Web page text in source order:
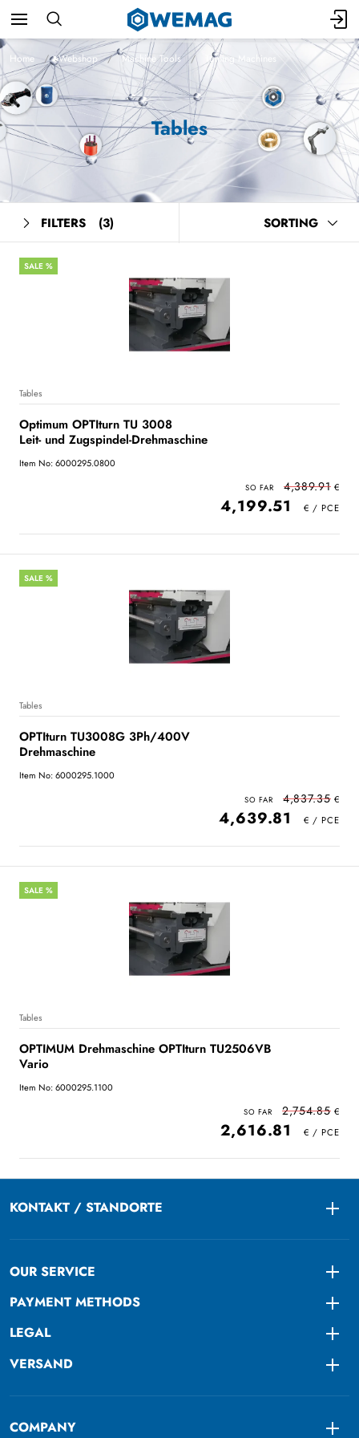
Home Webshop Machine Tools Turning Machines
Tables
FILTERS (3) SORTING
SALE %
Tables
Optimum OPTIturn TU 3008
Leit- und Zugspindel-Drehmaschine
Item No: 6000295.0800
4,389.91
4,199.51
SALE %
Tables
OPTIturn TU3008G 3Ph/400V
Drehmaschine
Item No: 6000295.1000
4,837.35
4,639.81
SALE %
Tables
OPTIMUM Drehmaschine OPTIturn TU2506VB
Vario
Item No: 6000295.1100
2,754.85
2,616.81
KONTAKT / STANDORTE
OUR SERVICE
PAYMENT METHODS
LEGAL
VERSAND
COMPANY